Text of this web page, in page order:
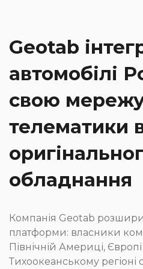
Geotab
автомобілі
свою
телематики
обладнання
Компанія Geotab
платформи: власники
Північній Америці, Європі
Тихоокеанському регіоні